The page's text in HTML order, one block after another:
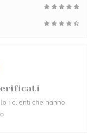
i clienti che hanno